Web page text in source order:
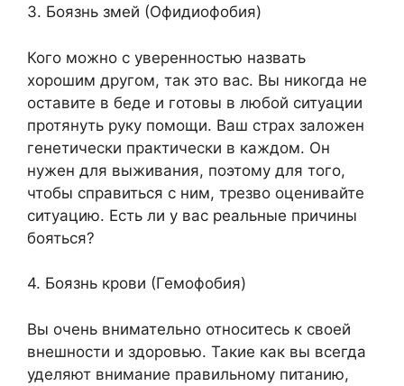
3. Боязнь змей (Офидиофобия)
Кого можно с уверенностью назвать
хорошим другом, так это вас. Вы никогда не
оставите в беде и готовы в любой ситуации
протянуть руку помощи. Ваш страх заложен
генетически практически в каждом. Он
нужен для выживания, поэтому для того,
чтобы справиться с ним, трезво оценивайте
ситуацию. Есть ли у вас реальные причины
бояться?
4. Боязнь крови (Гемофобия)
Вы очень внимательно относитесь к своей
внешности и здоровью. Такие как вы всегда
уделяют внимание правильному питанию,